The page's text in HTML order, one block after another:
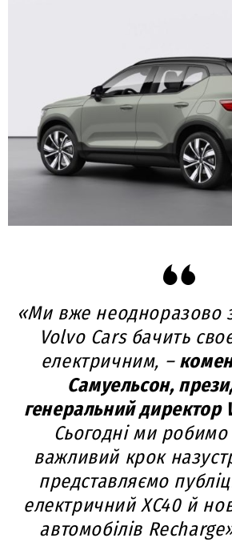
«Ми вже неодноразово
Volvo Cars бачить
електричним, –
Самуельсон,
генеральний директор
Сьогодні ми
важливий крок
представляємо
електричний XC40 й
автомобілів